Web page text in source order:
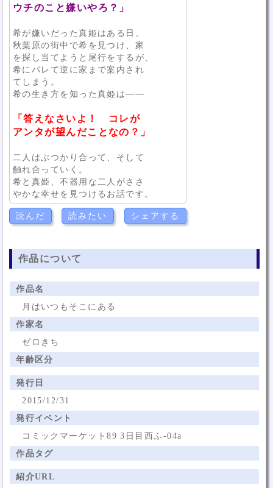
ウチのこと嫌いやろ？」
希が嫌いだった真姫はある日、
秋葉原の街中で希を見つけ、家
を探し当てようと尾行をするが、
希にバレて逆に家まで案内され
てしまう。
希の生き方を知った真姫は――
「答えなさいよ！ コレが
アンタが望んだことなの？」
二人はぶつかり合って、そして
触れ合っていく。
希と真姫、不器用な二人がささ
やかな幸せを見つけるお話です。
読んだ 読みたい シェアする
作品について
作品名
月はいつもそこにある
作家名
ゼロきち
年齢区分
発行日
2015/12/31
発行イベント
コミックマーケット89 3日目西ふ-04a
作品タグ
紹介URL